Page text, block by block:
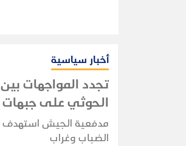
أخبار سياسية
تجدد المواجهات
الحوثي على جبهات
مدفعية الجيش
الضباب وغراب